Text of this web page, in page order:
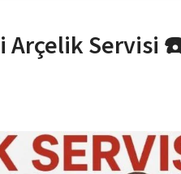
Arçelik Servisi